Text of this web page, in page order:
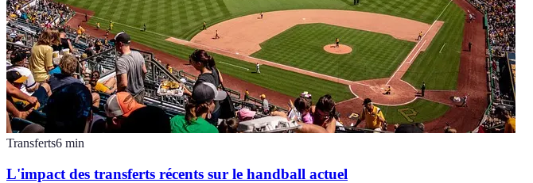
Transferts6 min
L'impact des transferts récents sur le handball actuel